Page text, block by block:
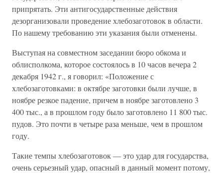
припрятать. Эти антигосударственные действия
дезорганизовали проведение хлебозаготовок в области.
По нашему требованию эти указания были отменены.
Выступая на совместном заседании бюро обкома и
облисполкома, которое состоялось в 10 часов вечера 2
декабря 1942 г., я говорил: «Положение с
хлебозаготовками: в октябре заготовки были лучше, в
ноябре резкое падение, причем в ноябре заготовлено 3
400 тыс., а в прошлом году было заготовлено 11 800 тыс.
пудов. Это почти в четыре раза меньше, чем в прошлом
году.
Такие темпы хлебозаготовок — это удар для государства,
очень серьезный удар, опасный в данный момент потому,